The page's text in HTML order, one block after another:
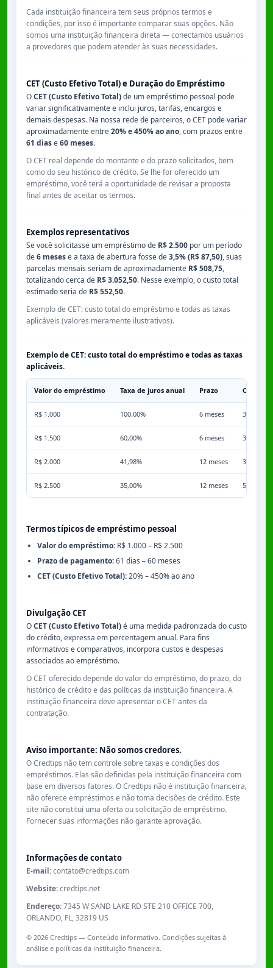
Cada instituição financeira tem seus próprios termos e
condições, por isso é importante comparar suas opções. Não
somos uma instituição financeira direta — conectamos usuários
a provedores que podem atender às suas necessidades.
CET (Custo Efetivo Total) e Duração do Empréstimo
OCET (Custo Efetivo Total)de um empréstimo pessoal pode
variar significativamente e inclui juros, tarifas, encargos e
demais despesas. Na nossa rede de parceiros, o CET pode variar
aproximadamente entre20% e 450% ao ano, com prazos entre
61 diase60 meses.
O CET real depende do montante e do prazo solicitados, bem
como do seu histórico de crédito. Se lhe for oferecido um
empréstimo, você terá a oportunidade de revisar a proposta
final antes de aceitar os termos.
Exemplos representativos
Se você solicitasse um empréstimo de R$ 2.500 por um período
de6 mesese a taxa de abertura fosse de3,5% (R$ 87,50), suas
parcelas mensais seriam de aproximadamente R$ 508,75,
totalizando cerca de R$ 3.052,50. Nesse exemplo, o custo total
estimado seria de R$ 552,50.
Exemplo de CET: custo total do empréstimo e todas as taxas
aplicáveis (valores meramente ilustrativos).
Exemplo de CET: custo total do empréstimo e todas as taxas
aplicáveis.
Valor do empréstimo Taxa de juros anual Prazo
R$ 1.000 100,00% 6 meses 3,50%
R$ 1.500 60,00% 6 meses 3,50%
R$ 2.000 41,98% 12 meses 3,50%
R$ 2.500 35,00% 12 meses 5,00%
Termos típicos de empréstimo pessoal
Valor do empréstimo: R$ 1.000 – R$ 2.500
Prazo de pagamento:61 dias – 60 meses
CET (Custo Efetivo Total):20% – 450% ao ano
Divulgação CET
OCET (Custo Efetivo Total)é uma medida padronizada do custo
do crédito, expressa em percentagem anual. Para fins
informativos e comparativos, incorpora custos e despesas
associados ao empréstimo.
O CET oferecido depende do valor do empréstimo, do prazo, do
histórico de crédito e das políticas da instituição financeira. A
instituição financeira deve apresentar o CET antes da
contratação.
Aviso importante: Não somos credores.
O Credtips não tem controle sobre taxas e condições dos
empréstimos. Elas são definidas pela instituição financeira com
base em diversos fatores. O Credtips não é instituição financeira,
não oferece empréstimos e não toma decisões de crédito. Este
site não constitui uma oferta ou solicitação de empréstimo.
Fornecer suas informações não garante aprovação.
Informações de contato
E-mail:contato@credtips.com
Website:credtips.net
Endereço:7345 W SAND LAKE RD STE 210 OFFICE 700,
ORLANDO, FL, 32819 US
© 2026 Credtips — Conteúdo informativo. Condições sujeitas à
análise e políticas da instituição financeira.